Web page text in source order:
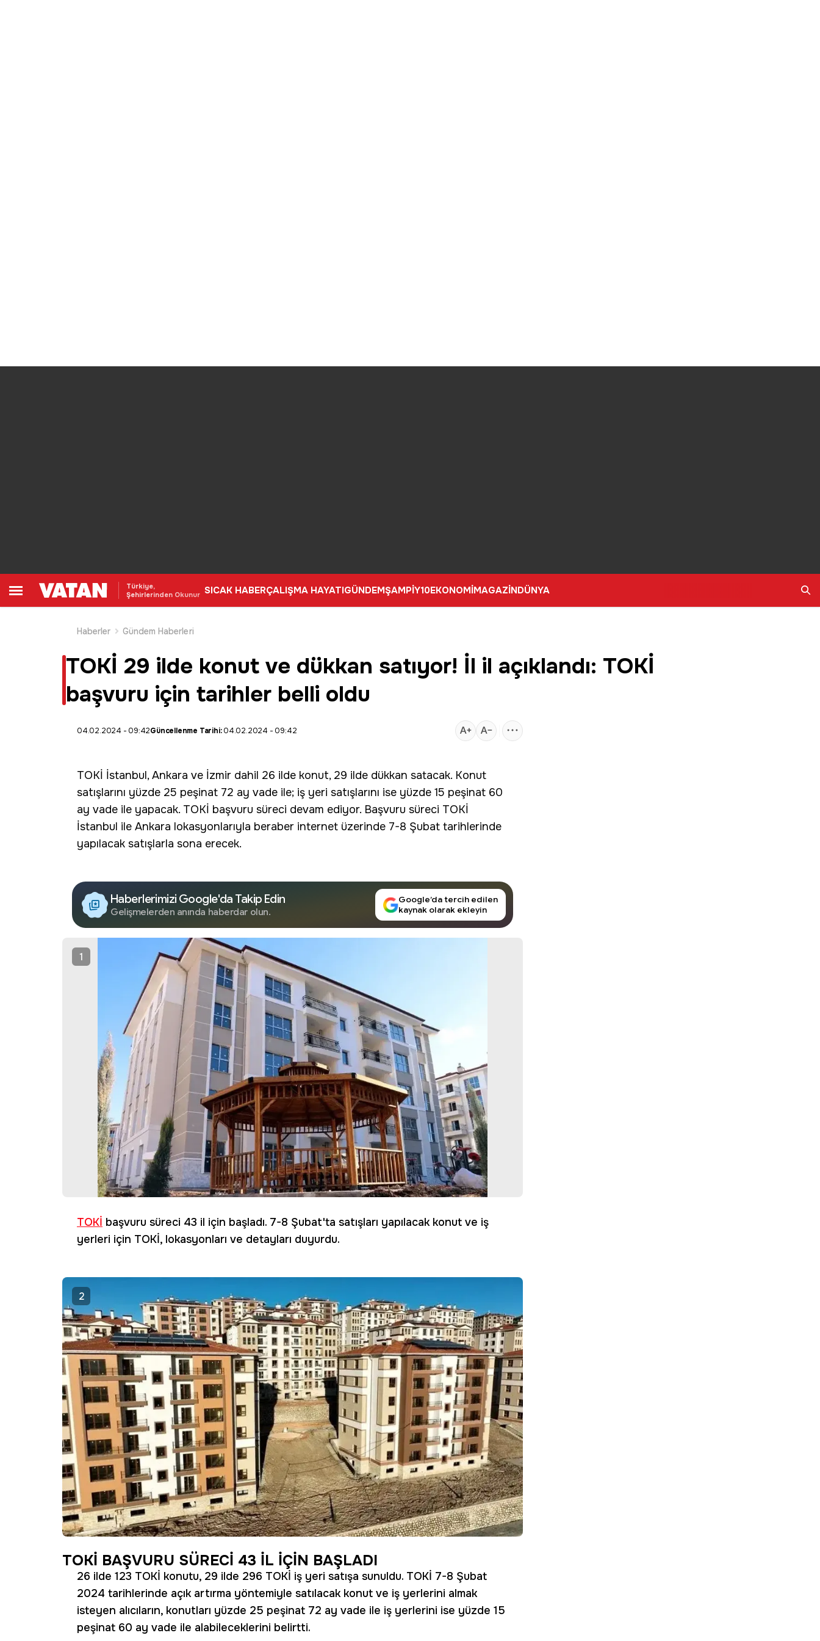
Türkiye,
Şehirlerinden Okunur SICAK HABERÇALIŞMA HAYATIGÜNDEMŞAMPİY10EKONOMİMAGAZİNDÜNYA
Haberler
Gündem Haberleri
TOKİ 29 ilde konut ve dükkan satıyor! İl il açıklandı: TOKİ
başvuru için tarihler belli oldu
04.02.2024 - 09:42Güncellenme Tarihi:04.02.2024 - 09:42
TOKİ İstanbul, Ankara ve İzmir dahil 26 ilde konut, 29 ilde dükkan satacak. Konut
satışlarını yüzde 25 peşinat 72 ay vade ile; iş yeri satışlarını ise yüzde 15 peşinat 60
ay vade ile yapacak. TOKİ başvuru süreci devam ediyor. Başvuru süreci TOKİ
İstanbul ile Ankara lokasyonlarıyla beraber internet üzerinde 7-8 Şubat tarihlerinde
yapılacak satışlarla sona erecek.
Haberlerimizi Google'da Takip Edin
Gelişmelerden anında haberdar olun.
Google’da tercih edilen
kaynak olarak ekleyin
1
TOKİ başvuru süreci 43 il için başladı. 7-8 Şubat'ta satışları yapılacak konut ve iş
yerleri için TOKİ, lokasyonları ve detayları duyurdu.
2
TOKİ BAŞVURU SÜRECİ 43 İL İÇİN BAŞLADI
26 ilde 123 TOKİ konutu, 29 ilde 296 TOKİ iş yeri satışa sunuldu. TOKİ 7-8 Şubat
2024 tarihlerinde açık artırma yöntemiyle satılacak konut ve iş yerlerini almak
isteyen alıcıların, konutları yüzde 25 peşinat 72 ay vade ile iş yerlerini ise yüzde 15
peşinat 60 ay vade ile alabileceklerini belirtti.